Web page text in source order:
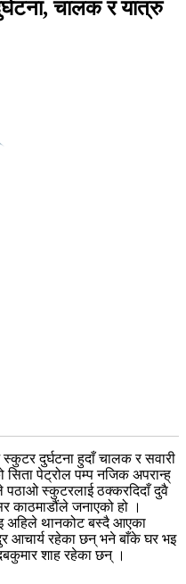
चालक र यात्रु
दुर्घटना हुदाँ चालक र सवारी
पेट्रोल पम्प नजिक अपरान्ह्
पठाओ स्कुटरलाई ठक्करदिदाँ दुवै
काठमाडौंले जनाएको हो ।
अहिले थानकोट बस्दै आएका
आचार्य रहेका छन् भने बाँके घर भइ
शाह रहेका छन् ।